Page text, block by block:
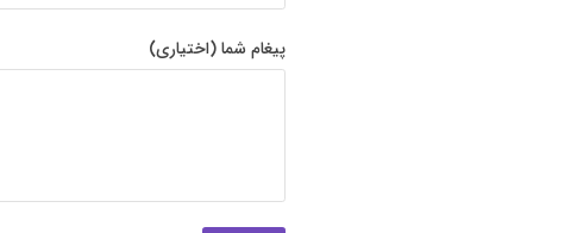
پیغام شما (اختیاری)